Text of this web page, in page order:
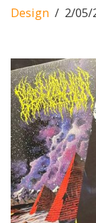
Design 2/05/